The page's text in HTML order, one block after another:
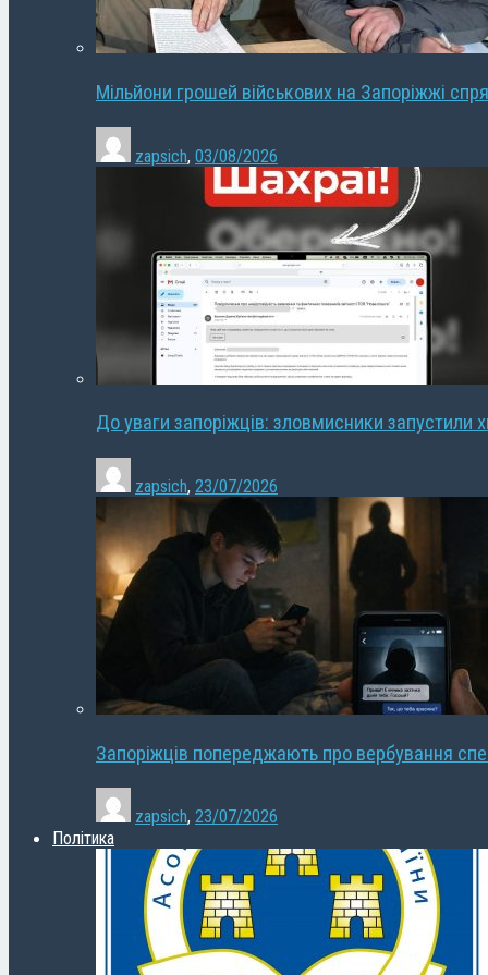
Мільйони грошей військових на Запоріжжі
zapsich, 03/08/2026
До уваги запоріжців: зловмисники запустили
zapsich, 23/07/2026
Запоріжців попереджають про вербування
zapsich, 23/07/2026
Політика